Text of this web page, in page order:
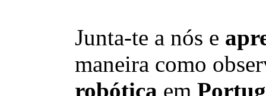
Junta-te a nós e
maneira como
robótica em